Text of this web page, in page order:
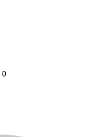
0